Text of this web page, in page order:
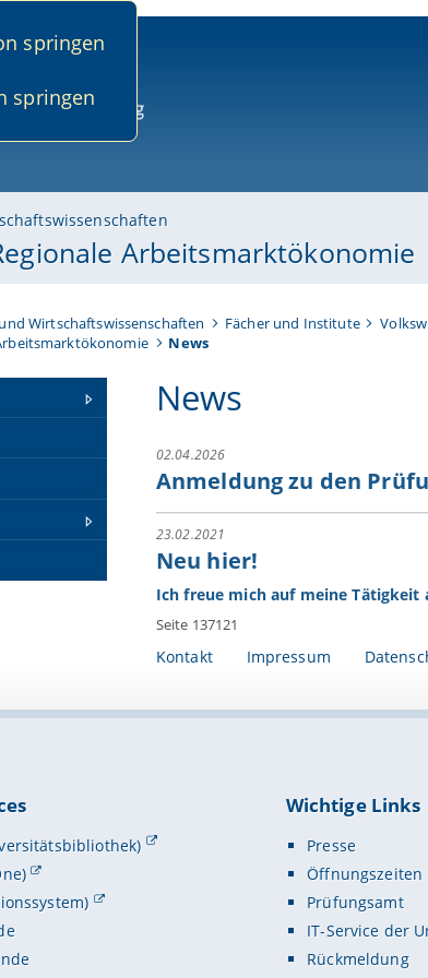
springen
springen
Arbeitsmarktökonomie
Wirtschaftswissenschaften Fächer und Institute
News
News
02.04.2026
Anmeldung zu den
23.02.2021
Neu hier!
Ich freue mich auf meine Tätigkeit
Seite 137121
Kontakt Impressum
Wichtige Links
Presse
Öffnungszeiten
Prüfungsamt
IT-Service der
Rückmeldung